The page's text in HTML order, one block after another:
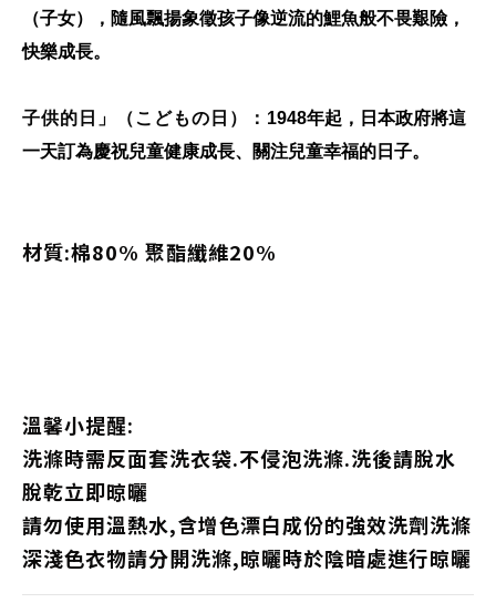
（子女），隨風飄揚象徵孩子像逆流的鯉魚般不畏艱險，
快樂成長。
子供的日」（こどもの日） ： 1948年起，日本政府將這
一天訂為慶祝兒童健康成長、關注兒童幸福的日子。
材質:棉80% 聚酯纖維20%
溫馨小提醒:
洗滌時需反面套洗衣袋.不侵泡洗滌.洗後請脫水
脫乾立即晾曬
請勿使用溫熱水,含增色漂白成份的強效洗劑洗滌
深淺色衣物請分開洗滌,晾曬時於陰暗處進行晾曬